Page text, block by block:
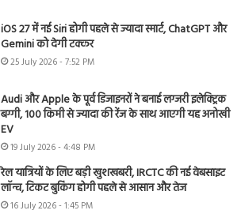
iOS 27 में नई Siri होगी पहले से ज्यादा स्मार्ट, ChatGPT और
Gemini को देगी टक्कर
25 July 2026 - 7:52 PM
Audi और Apple के पूर्व डिजाइनरों ने बनाई लग्जरी इलेक्ट्रिक
बग्गी, 100 किमी से ज्यादा की रेंज के साथ आएगी यह अनोखी
EV
19 July 2026 - 4:48 PM
रेल यात्रियों के लिए बड़ी खुशखबरी, IRCTC की नई वेबसाइट
लॉन्च, टिकट बुकिंग होगी पहले से आसान और तेज
16 July 2026 - 1:45 PM